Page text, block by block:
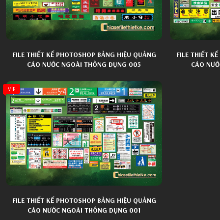
Áo Sơ Mi
Áo Dài Phụ
Áo Dài
Áo Dài
Sơ Đồ Phác
Cửa Hàng Tổng Hợp
Hộp Đèn
Bảng Hiệu
Nội Thất Gia Dụng
Ôtô Xe Máy
Kết Nạp Đảng
An Toàn Giao Thông
Bảo Hiểm Y Tế Hiến Máu
FILE THIẾT KẾ PHOTOSHOP BẢNG HIỆU QUẢNG
CÁO NƯỚC NGOÀI THÔNG DỤNG 005
FILE THIẾT
CÁO
VIP
FILE THIẾT KẾ PHOTOSHOP BẢNG HIỆU QUẢNG
CÁO NƯỚC NGOÀI THÔNG DỤNG 001